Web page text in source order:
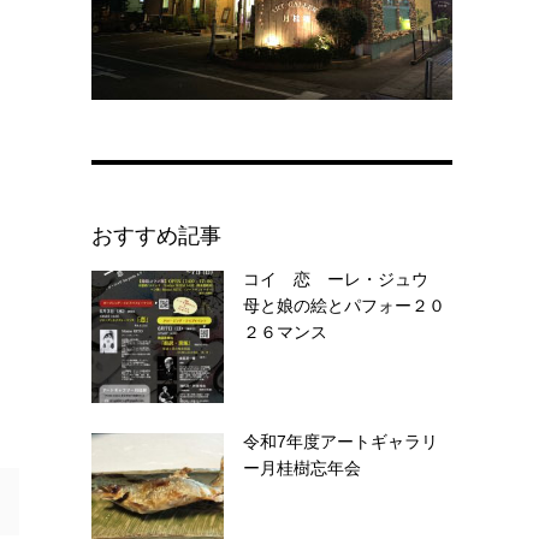
おすすめ記事
コイ 恋 ーレ・ジュウ
母と娘の絵とパフォー２０
２６マンス
令和7年度アートギャラリ
ー月桂樹忘年会